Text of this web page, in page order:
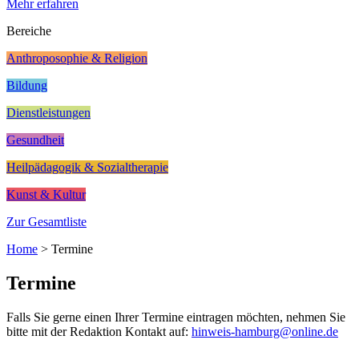
Mehr erfahren
Bereiche
Anthroposophie & Religion
Bildung
Dienstleistungen
Gesundheit
Heilpädagogik & Sozialtherapie
Kunst & Kultur
Zur Gesamtliste
Home > Termine
Termine
Falls Sie gerne einen Ihrer Termine eintragen möchten, nehmen Sie
bitte mit der Redaktion Kontakt auf: hinweis-hamburg@online.de